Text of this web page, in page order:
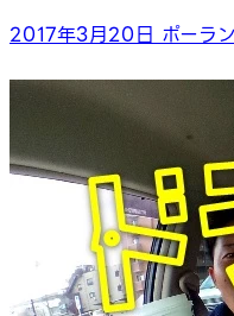
2017年3月20日 ポーラ